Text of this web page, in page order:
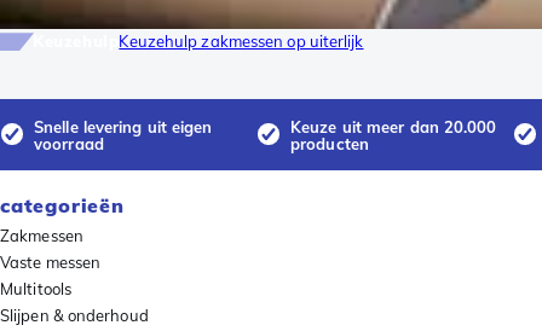
Keuzehulp zakmessen op uiterlijk
Snelle levering uit eigen
voorraad
Keuze uit meer dan 20.000
producten
categorieën
Zakmessen
Vaste messen
Multitools
Slijpen & onderhoud